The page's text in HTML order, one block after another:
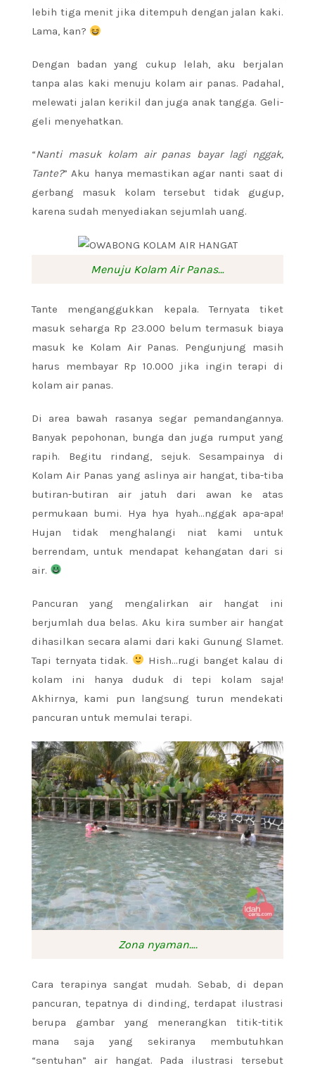
lebih tiga menit jika ditempuh dengan jalan kaki.
Lama, kan?
Dengan badan yang cukup lelah, aku berjalan
tanpa alas kaki menuju kolam air panas. Padahal,
melewati jalan kerikil dan juga anak tangga. Geli-
geli menyehatkan.
“Nanti masuk kolam air panas bayar lagi nggak,
Tante?” Aku hanya memastikan agar nanti saat di
gerbang masuk kolam tersebut tidak gugup,
karena sudah menyediakan sejumlah uang.
Menuju Kolam Air Panas…
Tante menganggukkan kepala. Ternyata tiket
masuk seharga Rp 23.000 belum termasuk biaya
masuk ke Kolam Air Panas. Pengunjung masih
harus membayar Rp 10.000 jika ingin terapi di
kolam air panas.
Di area bawah rasanya segar pemandangannya.
Banyak pepohonan, bunga dan juga rumput yang
rapih. Begitu rindang, sejuk. Sesampainya di
Kolam Air Panas yang aslinya air hangat, tiba-tiba
butiran-butiran air jatuh dari awan ke atas
permukaan bumi. Hya hya hyah…nggak apa-apa!
Hujan tidak menghalangi niat kami untuk
berrendam, untuk mendapat kehangatan dari si
air.
Pancuran yang mengalirkan air hangat ini
berjumlah dua belas. Aku kira sumber air hangat
dihasilkan secara alami dari kaki Gunung Slamet.
Tapi ternyata tidak.
Hish…rugi banget kalau di
kolam ini hanya duduk di tepi kolam saja!
Akhirnya, kami pun langsung turun mendekati
pancuran untuk memulai terapi.
Zona nyaman….
Cara terapinya sangat mudah. Sebab, di depan
pancuran, tepatnya di dinding, terdapat ilustrasi
berupa gambar yang menerangkan titik-titik
mana saja yang sekiranya membutuhkan
“sentuhan” air hangat. Pada ilustrasi tersebut